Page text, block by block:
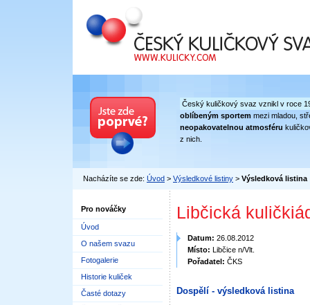
Český kuličkový svaz
Český kuličkový svaz vznikl v roce
oblíbeným sportem mezi mladou,
neopakovatelnou atmosféru
z nich.
Nacházíte se zde: Úvod > Výsledkové listiny > Výsledková listina
Pro nováčky
Úvod
O našem svazu
Fotogalerie
Historie kuliček
Časté dotazy
Libčická
Datum: 26.08.2012
Místo: Libčice n/Vlt.
Pořadatel: ČKS
Dospělí - výsledková listina